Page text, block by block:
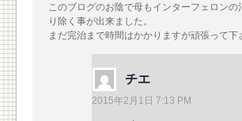
このブログのお陰で母もインターフェロンの
り除く事が出来ました。
まだ完治まで時間はかかりますが頑張って下
チエ
2015年2月1日 7:13 PM